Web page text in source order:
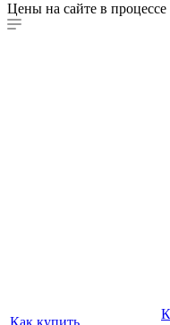
Цены на сайте в
Как купить